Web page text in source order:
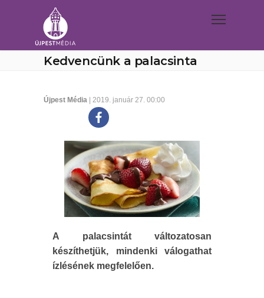
Kedvencünk a palacsinta
Újpest Média | 2019. január 27. 00:00
A palacsintát változatosan
készíthetjük, mindenki válogathat
ízlésének megfelelően.